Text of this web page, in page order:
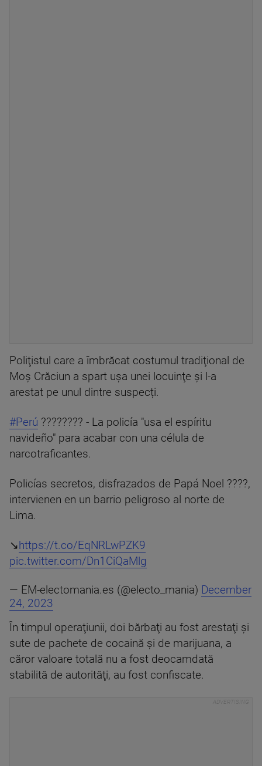
Poliţistul care a îmbrăcat costumul tradiţional de
Moş Crăciun a spart uşa unei locuinţe şi l-a
arestat pe unul dintre suspecți.
#Perú ???????? - La policía "usa el espíritu
navideño" para acabar con una célula de
narcotraficantes.
Policías secretos, disfrazados de Papá Noel ????,
intervienen en un barrio peligroso al norte de
Lima.
↘️https://t.co/EqNRLwPZK9
pic.twitter.com/Dn1CiQaMlg
— EM-electomania.es (@electo_mania) December
24, 2023
În timpul operaţiunii, doi bărbaţi au fost arestaţi şi
sute de pachete de cocaină şi de marijuana, a
căror valoare totală nu a fost deocamdată
stabilită de autorităţi, au fost confiscate.